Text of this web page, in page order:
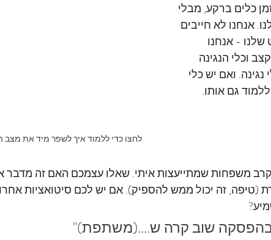
לחצו כדי ללמוד איך לשפר מיד את
כלים ברקע, מבלי
אנחנו לא חייבים
שלנו - אנחנו
וכלי הנגינה
ואם יש כלי
גם אותו.
משפחות שמתייעצות איתי. שאלו עצמכם האם זה מדבר
(טיפה, זה יכול ממש להספיק). אם יש לכם סיטואציות